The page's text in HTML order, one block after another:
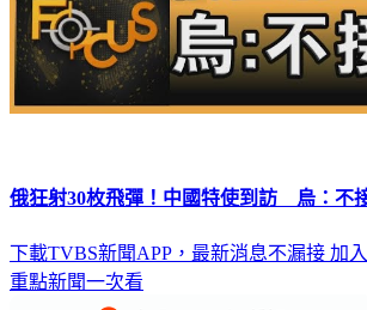
俄狂射30枚飛彈！中國特使到訪 烏：不
下載TVBS新聞APP，最新消息不漏接 加
重點新聞一次看